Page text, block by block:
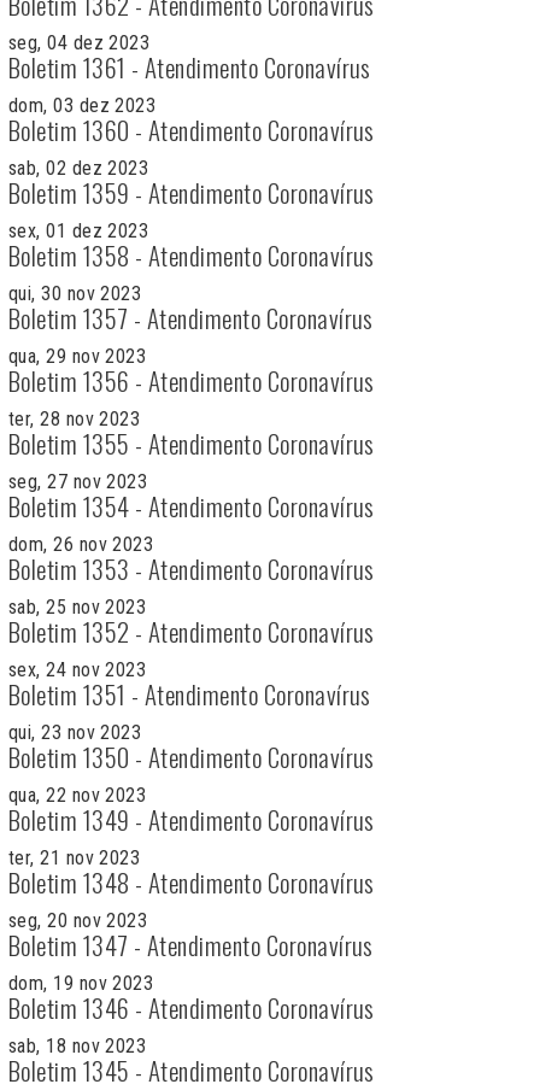
seg, 04 dez 2023
Boletim 1361 - Atendimento Coronavírus
dom, 03 dez 2023
Boletim 1360 - Atendimento Coronavírus
sab, 02 dez 2023
Boletim 1359 - Atendimento Coronavírus
sex, 01 dez 2023
Boletim 1358 - Atendimento Coronavírus
qui, 30 nov 2023
Boletim 1357 - Atendimento Coronavírus
qua, 29 nov 2023
Boletim 1356 - Atendimento Coronavírus
ter, 28 nov 2023
Boletim 1355 - Atendimento Coronavírus
seg, 27 nov 2023
Boletim 1354 - Atendimento Coronavírus
dom, 26 nov 2023
Boletim 1353 - Atendimento Coronavírus
sab, 25 nov 2023
Boletim 1352 - Atendimento Coronavírus
sex, 24 nov 2023
Boletim 1351 - Atendimento Coronavírus
qui, 23 nov 2023
Boletim 1350 - Atendimento Coronavírus
qua, 22 nov 2023
Boletim 1349 - Atendimento Coronavírus
ter, 21 nov 2023
Boletim 1348 - Atendimento Coronavírus
seg, 20 nov 2023
Boletim 1347 - Atendimento Coronavírus
dom, 19 nov 2023
Boletim 1346 - Atendimento Coronavírus
sab, 18 nov 2023
Boletim 1345 - Atendimento Coronavírus